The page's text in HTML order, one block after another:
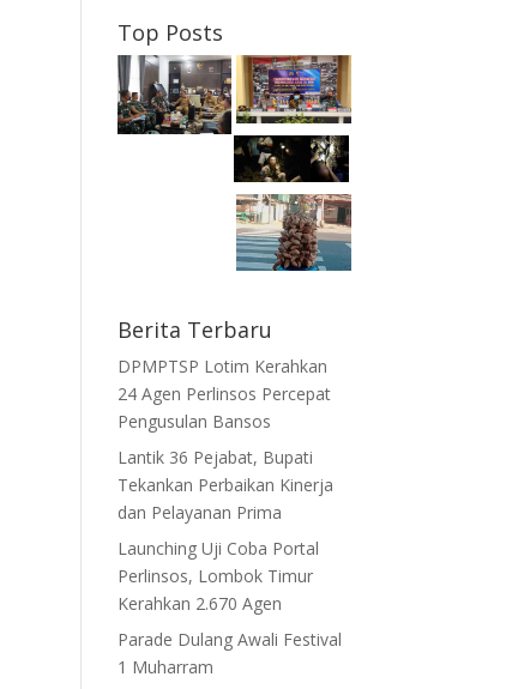
Top Posts
Berita Terbaru
DPMPTSP Lotim Kerahkan
24 Agen Perlinsos Percepat
Pengusulan Bansos
Lantik 36 Pejabat, Bupati
Tekankan Perbaikan Kinerja
dan Pelayanan Prima
Launching Uji Coba Portal
Perlinsos, Lombok Timur
Kerahkan 2.670 Agen
Parade Dulang Awali Festival
1 Muharram